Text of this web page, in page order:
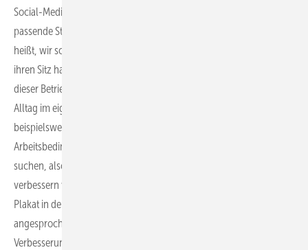
Social-Media-Kanäle eine Rolle spielen. Alternativ wäre aber eine
passende Strategie, eine sogenannte Out-of-Home-Werbung. Das
heißt, wir schauen uns an, wo in der Region die Elektrobetriebe
ihren Sitz haben. Danach kann man sich die Unternehmenskultur
dieser Betriebe anschauen und mit den Bedingungen und dem
Alltag im eigenen Unternehmen abgleichen. Dazu gehören
beispielsweise die Arbeitszeiten, das Gehalt oder andere
Arbeitsbedingungen. Hier muss man die sogenannten Pain-Points
suchen, also das, was die Fachkräfte nur bedingt gut finden oder zu
verbessern wünschen. Danach kann man beispielsweise ein großes
Plakat in der Nähe dieser Firmen aufhängen, wo diese Pain-Points
angesprochen werden und das suchende Unternehmen
Verbesserungen anbietet. Dies könnte eine Kampagne sein, um